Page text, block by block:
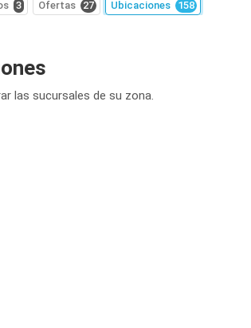
3 Ofertas 27 Ubicaciones 158
las sucursales de su zona.